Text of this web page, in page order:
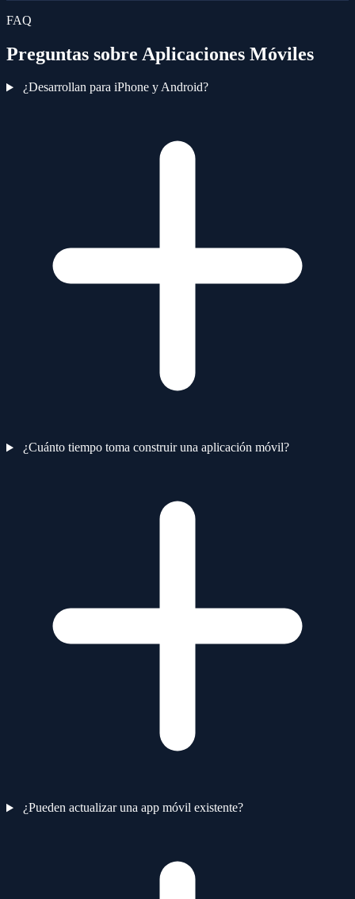
FAQ
Preguntas sobre Aplicaciones Móviles
¿Desarrollan para iPhone y Android?
¿Cuánto tiempo toma construir una aplicación móvil?
¿Pueden actualizar una app móvil existente?